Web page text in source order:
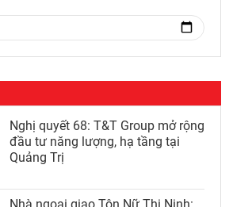
Nghị quyết 68: T&T Group mở rộng
đầu tư năng lượng, hạ tầng tại
Quảng Trị